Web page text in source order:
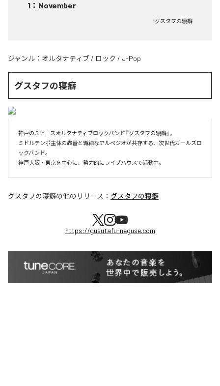
1 ： November
グスタフの寝癖
ジャンル： オルタナティブ / ロック / J-Pop
グスタフの寝癖
神戸の３ピースオルタナティブロックバンド『グスタフの寝癖』。
ミドルテンポ主体の轟音と繊細なアルペジオが共存する、次世代ガールズロ
ックバンド。
神戸大阪・東京を中心に、勢力的にライブハウスで活動中。
グスタフの寝癖の他のリリース： グスタフの寝癖
https://gusutafu-neguse.com